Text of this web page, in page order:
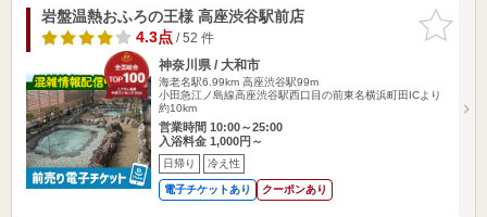
お気に入
りに追加
岩盤温熱おふろの王様 高座渋谷駅前店
4.3点/ 52 件
神奈川県 / 大和市
海老名駅6.99km 高座渋谷駅99m
小田急江ノ島線高座渋谷駅西口目の前東名横浜町田ICより
約10km
営業時間 10:00～25:00
入浴料金 1,000円～
日帰り 冷え性
電子チケットあり クーポンあり